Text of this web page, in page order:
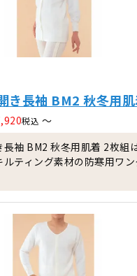
き長袖 BM2 秋冬用
税込 〜
袖 BM2 秋冬用肌着 2枚組
ルティング素材の防寒用ワ